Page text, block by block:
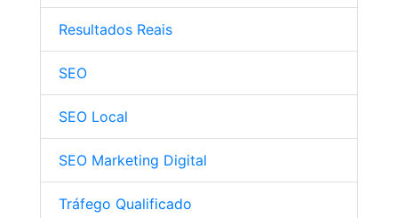
Resultados Reais
SEO
SEO Local
SEO Marketing Digital
Tráfego Qualificado